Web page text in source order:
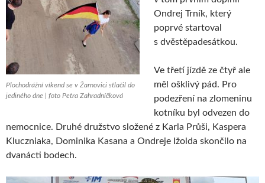
Plochodrážní víkend se v Žarnovici stlačil do
jediného dne | foto Petra Zahradníčková
Ondrej Trník, který
poprvé startoval
s dvěstěpadesátkou.
Ve třetí jízdě ze čtyř ale
měl ošklivý pád. Pro
podezření na zlomeninu
kotníku byl odvezen do
nemocnice. Druhé družstvo složené z Karla Průši, Kaspera
Kluczniaka, Dominika Kasana a Ondreje Ižolda skončilo na
dvanácti bodech.